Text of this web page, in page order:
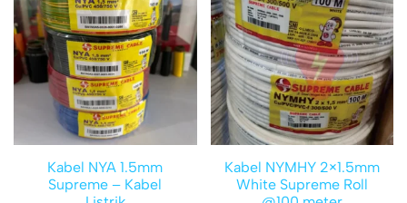
Kabel NYA 1.5mm
Supreme – Kabel
Kabel NYMHY 2×1.5mm
White Supreme Roll